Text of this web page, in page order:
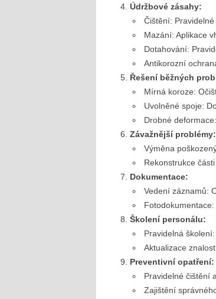
Údržbové zásahy:
Čištění:
Mazání: Aplikace
Dotahování:
Antikorozní
Řešení běžných
Mírná koroze:
Uvolněné spoje:
Drobné
Závažnější problémy:
Výměna
Rekonstrukce
Dokumentace:
Vedení záznamů:
Školení personálu:
Pravidelná
Aktualizace
Preventivní opatření:
Pravidelné čištění
Zajištění